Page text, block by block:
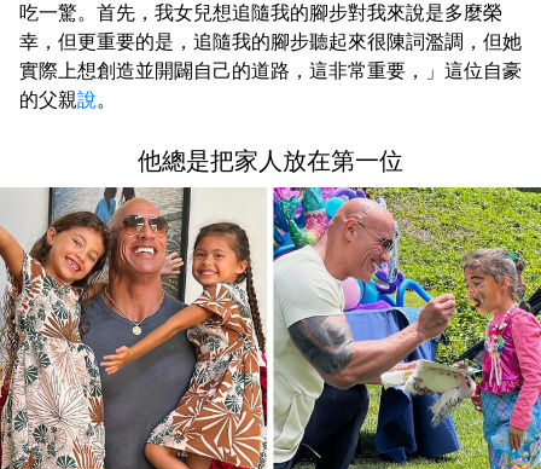
吃一驚。首先，我女兒想追隨我的腳步對我來說是多麼榮
幸，但更重要的是，追隨我的腳步聽起來很陳詞濫調，但她
實際上想創造並開闢自己的道路，這非常重要，」這位自豪
的父親說。
他總是把家人放在第一位